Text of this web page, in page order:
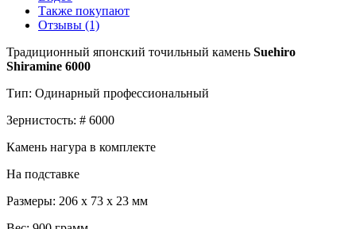
Также покупают
Отзывы (1)
Традиционный японский точильный камень Suehiro
Shiramine 6000
Тип: Одинарный профессиональный
Зернистость: # 6000
Камень нагура в комплекте
На подставке
Размеры: 206 х 73 х 23 мм